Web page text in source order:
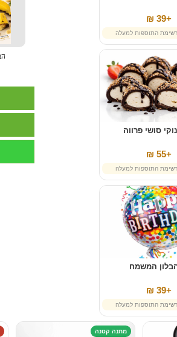
+39 ₪
התוספות למעלה
סושי פרווה
+55 ₪
התוספות למעלה
המשמח
+39 ₪
התוספות למעלה
מתנה קטנה